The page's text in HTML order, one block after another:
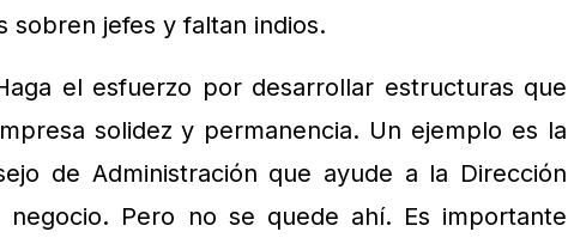
sobren jefes y faltan indios.
el esfuerzo por desarrollar estructuras que
solidez y permanencia. Un ejemplo es la
de Administración que ayude a la Dirección
Pero no se quede ahí. Es importante